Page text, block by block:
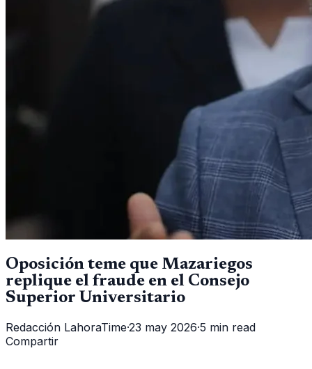
Oposición teme que Mazariegos
replique el fraude en el Consejo
Superior Universitario
Redacción LahoraTime·23 may 2026·5 min read
Compartir